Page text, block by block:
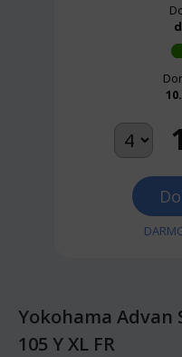
Yokohama Advan
105 Y XL FR